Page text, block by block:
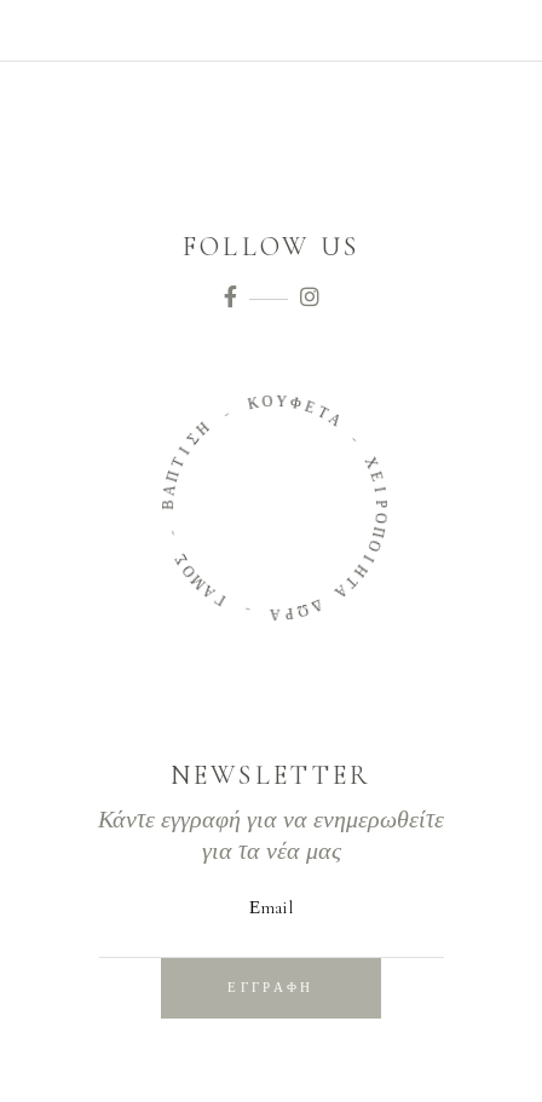
FOLLOW US
Γ
Α
Μ
Ο
Β
Α
Π
Τ
Ι
ΣΗ
Κ Ο ΥΦΕΤΑ
Χ
Ε
Ι
Ρ
Ο
Π
Ο
Ι
Η
Τ
Α
Δ
Ω
Ρ
NEWSLETTER
Κάντε εγγραφή για να ενημερωθείτε
για τα νέα μας
Εmail
ΕΓΓΡΑΦΗ